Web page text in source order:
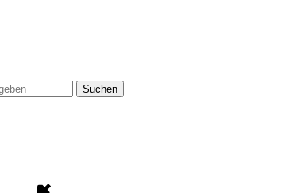
Suchen